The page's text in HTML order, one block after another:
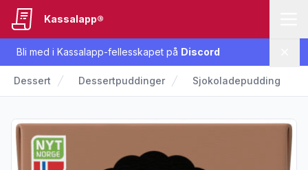
Bli med i Kassalapp-fellesskapet på Discord
Kassalapp®
Dessert Dessertpuddinger Sjokoladepudding